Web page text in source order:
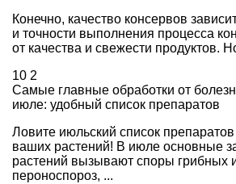
Конечно, качество консервов
и точности выполнения процесса
от качества и свежести продуктов.
10 2
Самые главные обработки от
июле: удобный список препаратов
Ловите июльский список
ваших растений! В июле основные
растений вызывают споры
пероноспороз, ...